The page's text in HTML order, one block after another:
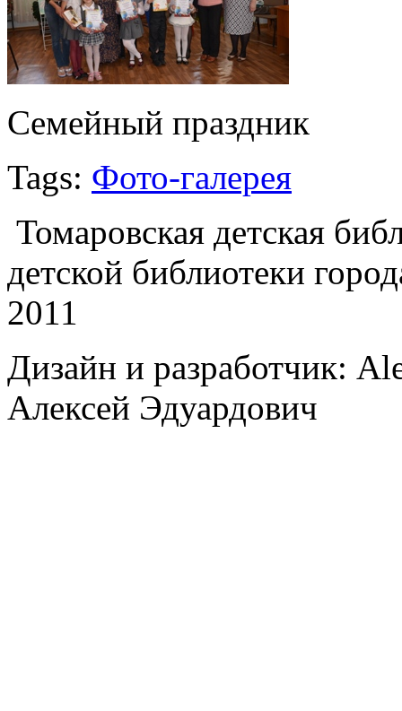
Семейный праздник
Tags: Фото-галерея
Томаровская детская
детской библиотеки
2011
Дизайн и разработчик:
Алексей Эдуардович